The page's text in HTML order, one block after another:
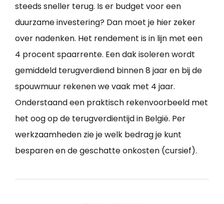
steeds sneller terug. Is er budget voor een
duurzame investering? Dan moet je hier zeker
over nadenken. Het rendement is in lijn met een
4 procent spaarrente. Een dak isoleren wordt
gemiddeld terugverdiend binnen 8 jaar en bij de
spouwmuur rekenen we vaak met 4 jaar.
Onderstaand een praktisch rekenvoorbeeld met
het oog op de terugverdientijd in België. Per
werkzaamheden zie je welk bedrag je kunt
besparen en de geschatte onkosten (cursief).